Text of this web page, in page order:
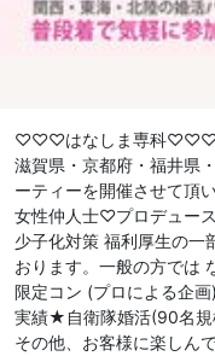
♡♡♡はなしま専科
滋賀県・京都府・福井県
ーティーを開催させて頂
女性仲人士♡プロデュース
少子化対策 福利厚生の一
おります。一般の方では
限定コン (プロによる企画)
実績★自衛隊婚活(90名規
その他、お客様に楽しん